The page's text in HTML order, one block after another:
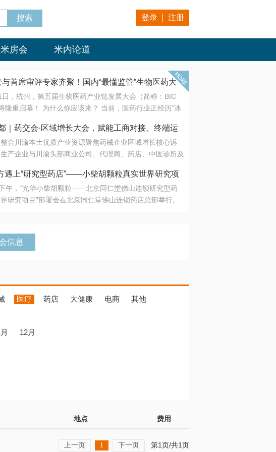
登录 注册
米房会 米内论道
药交会·区域增长大会，赋能工商对接、终端运营
与首席审评专家齐聚！国内“最懂监管”生物医药大
！
，杭州，第五届生物医药产业链发展大会（简称：BIC
隆重启幕！ 为什么你应该来？ 当前，医药行业正经历“冰
义研发效率；另一端是创新药“最后一公里”的支付与入院
更成熟的产业生态。 同质化“内卷”已无出路，全产业链协
力建设才是破局关键。 本届大会以 “重构生态，定义未
；从中药创新、复杂药物制剂、CGT、多肽与小核酸的技
CDMO的柔性智造。 我们致力于打破壁垒，让“实验
线”、“研发端”与“支付端”深度对话，更让监管、产业、资
｜药交会·区域增长大会，赋能工商对接、终端运
合川渝本土优质产业资源聚焦药械企业区域增长核心诉
产企业与川渝头部商业公司、代理商、药店、中医诊所及
额夯实西南市场战略布局
遇上“研究型药店”——小柴胡颗粒真实世界研究项
同仁堂佛山连锁启动
午，“光华小柴胡颗粒——北京同仁堂佛山连锁研究型药
研究项目”部署会在北京同仁堂佛山连锁药店总部举行。
信息
医疗 药店 大健康 电商
其他
12月
地点 费用
上一页 1 下一页 第1页/共1页